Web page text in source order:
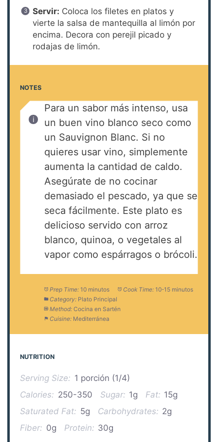
Servir: Coloca los filetes en platos y
vierte la salsa de mantequilla al limón por
encima. Decora con perejil picado y
rodajas de limón.
NOTES
Para un sabor más intenso, usa
un buen vino blanco seco como
un Sauvignon Blanc. Si no
quieres usar vino, simplemente
aumenta la cantidad de caldo.
Asegúrate de no cocinar
demasiado el pescado, ya que se
seca fácilmente. Este plato es
delicioso servido con arroz
blanco, quinoa, o vegetales al
vapor como espárragos o brócoli.
Prep Time: 10 minutos Cook Time: 10-15 minutos
Category: Plato Principal
Method: Cocina en Sartén
Cuisine: Mediterránea
NUTRITION
Serving Size: 1 porción (1/4)
Calories: 250-350 Sugar: 1g Fat: 15g
Saturated Fat: 5g Carbohydrates: 2g
Fiber: 0g Protein: 30g